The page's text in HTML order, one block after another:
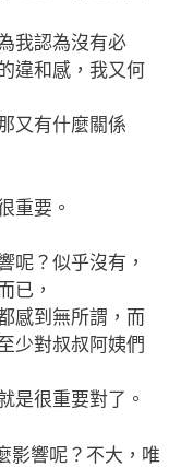
我認為沒有必
違和感，我又何
又有什麼關係
重要。
呢？似乎沒有，
已，
感到無所謂，而
少對叔叔阿姨們
是很重要對了。
影響呢？不大，唯